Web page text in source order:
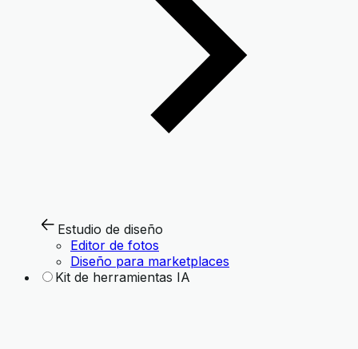
Estudio de diseño
Editor de fotos
Diseño para marketplaces
Kit de herramientas IA